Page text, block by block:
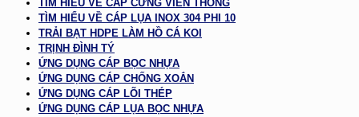
TÌM HIỂU VỀ CÁP CỨNG VIỄN THÔNG
TÌM HIỂU VỀ CÁP LỤA INOX 304 PHI 10
TRẢI BẠT HDPE LÀM HỒ CÁ KOI
TRỊNH ĐÌNH TÝ
ỨNG DỤNG CÁP BỌC NHỰA
ỨNG DỤNG CÁP CHỐNG XOẮN
ỨNG DỤNG CÁP LÕI THÉP
ỨNG DỤNG CÁP LỤA BỌC NHỰA